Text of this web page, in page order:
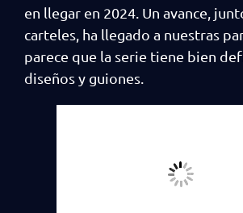
en llegar en 2024. Un avance,
carteles, ha llegado a nuestras
parece que la serie tiene bien
diseños y guiones.